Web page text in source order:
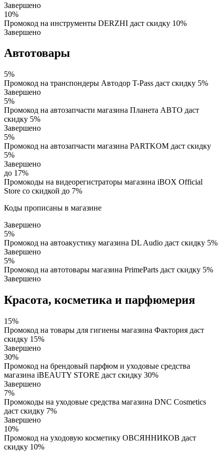
Завершено
10%
Промокод на инструменты DERZHI даст скидку 10%
Завершено
Автотовары
5%
Промокод на транспондеры Автодор T-Pass даст скидку 5%
Завершено
5%
Промокод на автозапчасти магазина Планета АВТО даст
скидку 5%
Завершено
5%
Промокод на автозапчасти магазина PARTKOM даст скидку
5%
Завершено
до 17%
Промокоды на видеорегистраторы магазина iBOX Official
Store со скидкой до 7%
Коды прописаны в магазине
Завершено
5%
Промокод на автоакустику магазина DL Audio даст скидку 5%
Завершено
5%
Промокод на автотовары магазина PrimeParts даст скидку 5%
Завершено
Красота, косметика и парфюмерия
15%
Промокод на товары для гигиены магазина Фактория даст
скидку 15%
Завершено
30%
Промокод на брендовый парфюм и уходовые средства
магазина iBEAUTY STORE даст скидку 30%
Завершено
7%
Промокоды на уходовые средства магазина DNC Cosmetics
даст скидку 7%
Завершено
10%
Промокод на уходовую косметику ОВСЯННИКОВ даст
скидку 10%